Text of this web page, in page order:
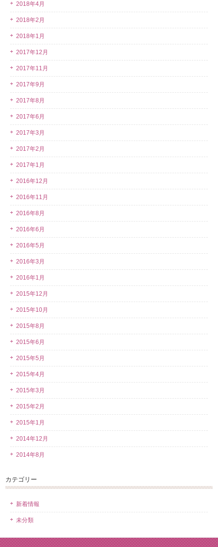
2018年4月
2018年2月
2018年1月
2017年12月
2017年11月
2017年9月
2017年8月
2017年6月
2017年3月
2017年2月
2017年1月
2016年12月
2016年11月
2016年8月
2016年6月
2016年5月
2016年3月
2016年1月
2015年12月
2015年10月
2015年8月
2015年6月
2015年5月
2015年4月
2015年3月
2015年2月
2015年1月
2014年12月
2014年8月
カテゴリー
新着情報
未分類